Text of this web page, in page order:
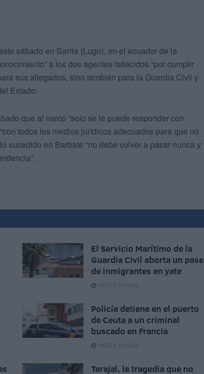
sábado en Sarria (Lugo), en el ecuador de la
a los dos agentes fallecidos “por cumplir
sus allegados, sino también para la Guardia Civil y
Estado.
que al narco “solo se le puede responder con
todos los medios jurídicos adecuados para que no
sucedido en Barbate “no debe volver a pasar nunca y
El Servicio Marítimo de la
Guardia Civil aborta un pase
de inmigrantes en yate
HACE 5 HORAS
Policía detiene en el puerto
de Ceuta a un criminal
buscado en Francia
HACE 8 HORAS
Tarajal, la tragedia que no